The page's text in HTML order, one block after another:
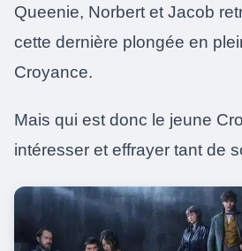
Queenie, Norbert et Jacob
cette dernière plongée en
Croyance.
Mais qui est donc le jeune
intéresser et effrayer tant de